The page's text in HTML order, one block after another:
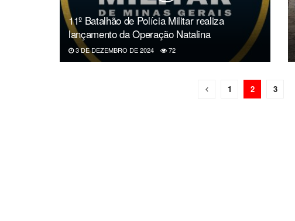
11º Batalhão de Polícia Militar realiza
lançamento da Operação Natalina
3 DE DEZEMBRO DE 2024 72
1 2 3